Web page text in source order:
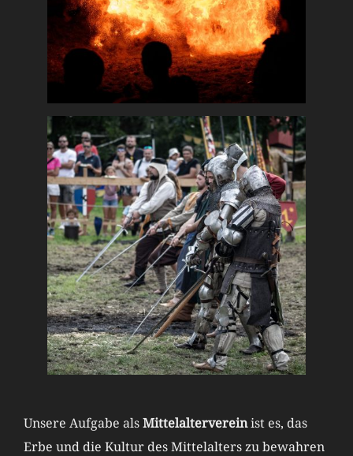
Unsere Aufgabe alsMittelaltervereinist es, das
Erbe und die Kultur des Mittelalters zu bewahren